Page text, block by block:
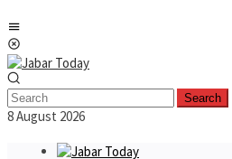
to
content
Search
8 August 2026